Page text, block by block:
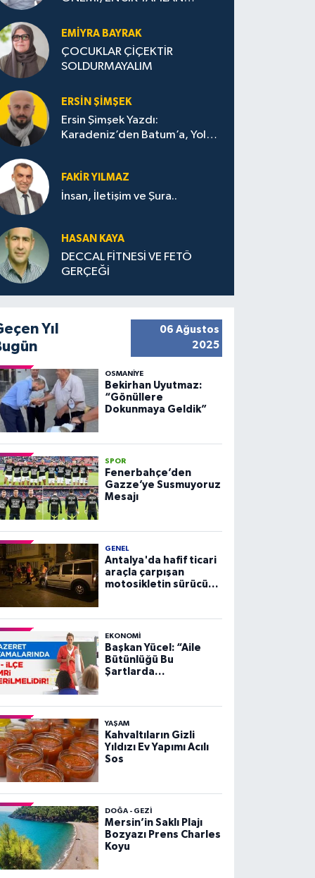
STRATEJİLERİ
EMIYRA BAYRAK
ÇOCUKLAR ÇİÇEKTİR
SOLDURMAYALIM
ERSIN ŞIMŞEK
Ersin Şimşek Yazdı:
Karadeniz’den Batum’a, Yolun
FAKIR YILMAZ
İnsan, İletişim ve Şura..
HASAN KAYA
DECCAL FİTNESİ VE FETÖ
GERÇEĞİ
Yıl
06 Ağustos
2025
OSMANIYE
Bekirhan Uyutmaz:
“Gönüllere
Dokunmaya Geldik”
SPOR
Fenerbahçe’den
Gazze’ye Susmuyoruz
Mesajı
GENEL
Antalya'da hafif ticari
araçla çarpışan
motosikletin sürücüsü
EKONOMI
Başkan Yücel: “Aile
Bütünlüğü Bu
Şartlarda
YAŞAM
Kahvaltıların Gizli
Yıldızı Ev Yapımı Acılı
Sos
DOĞA - GEZI
Mersin’in Saklı Plajı
Bozyazı Prens Charles
Koyu